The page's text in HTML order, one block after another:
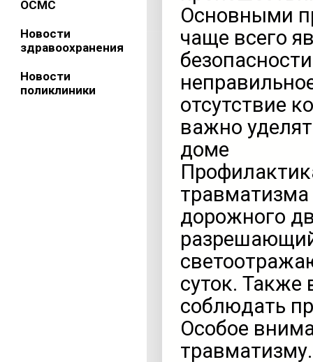
ОСМС
Новости
здравоохранения
Новости
поликлиники
Основными
чаще всего
отсутствие
важно
доме
дорожного
суток. Также
соблюдать
Особое